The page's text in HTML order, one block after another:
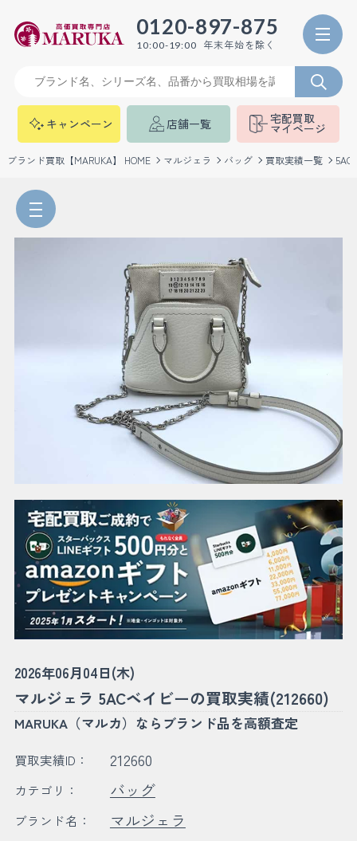
0120-897-875
10:00-19:00 年末年始を除く
キャンペーン 店舗一覧 宅配買取
マイページ
ブランド買取【MARUKA】 HOME マルジェラ バッグ 買取実績一覧 5AC
2026年06月04日(木)
マルジェラ 5ACベイビーの買取実績(212660)
MARUKA（マルカ）ならブランド品を高額査定
買取実績ID： 212660
カテゴリ： バッグ
ブランド名： マルジェラ